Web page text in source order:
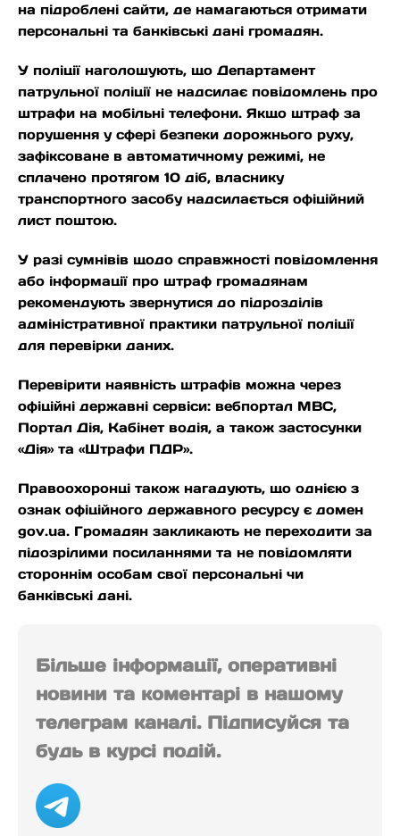
на підроблені сайти, де намагаються отримати
персональні та банківські дані громадян.
У поліції наголошують, що Департамент
патрульної поліції не надсилає повідомлень про
штрафи на мобільні телефони. Якщо штраф за
порушення у сфері безпеки дорожнього руху,
зафіксоване в автоматичному режимі, не
сплачено протягом 10 діб, власнику
транспортного засобу надсилається офіційний
лист поштою.
У разі сумнівів щодо справжності повідомлення
або інформації про штраф громадянам
рекомендують звернутися до підрозділів
адміністративної практики патрульної поліції
для перевірки даних.
Перевірити наявність штрафів можна через
офіційні державні сервіси: вебпортал МВС,
Портал Дія, Кабінет водія, а також застосунки
«Дія» та «Штрафи ПДР».
Правоохоронці також нагадують, що однією з
ознак офіційного державного ресурсу є домен
gov.ua. Громадян закликають не переходити за
підозрілими посиланнями та не повідомляти
стороннім особам свої персональні чи
банківські дані.
Більше інформації, оперативні
новини та коментарі в нашому
телеграм каналі. Підписуйся та
будь в курсі подій.